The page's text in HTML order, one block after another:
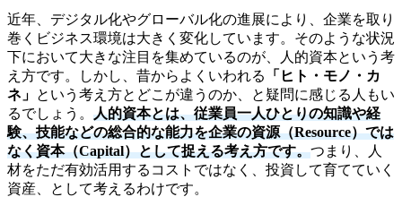
近年、デジタル化やグローバル化の進展により、企業を取り
巻くビジネス環境は大きく変化しています。そのような状況
下において大きな注目を集めているのが、人的資本という考
え方です。しかし、昔からよくいわれる
「ヒト・モノ・カ
ネ」 という考え方とどこが違うのか、と疑問に感じる人もい
るでしょう。 人的資本とは、従業員一人ひとりの知識や経
験、技能などの総合的な能力を企業の資源（Resource）では
なく資本（Capital）として捉える考え方です。つまり、人
材をただ有効活用するコストではなく、投資して育てていく
資産、として考えるわけです。